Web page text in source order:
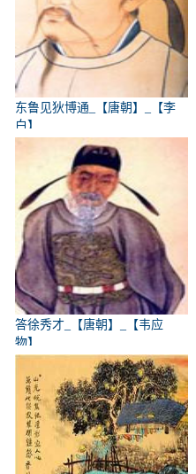
东鲁见狄博通_【唐朝】_【李
白】
答徐秀才_【唐朝】_【韦应
物】